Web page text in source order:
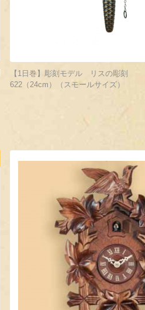
【1日巻】彫刻モデル リスの彫刻
622（24cm）（スモールサイズ）